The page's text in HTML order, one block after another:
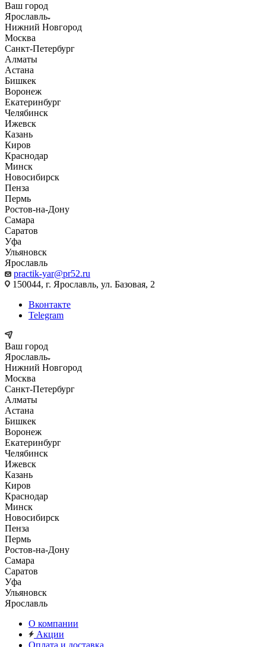
Ваш город
Ярославль
Нижний Новгород
Москва
Санкт-Петербург
Алматы
Астана
Бишкек
Воронеж
Екатеринбург
Челябинск
Ижевск
Казань
Киров
Краснодар
Минск
Новосибирск
Пенза
Пермь
Ростов-на-Дону
Самара
Саратов
Уфа
Ульяновск
Ярославль
practik-yar@pr52.ru
150044, г. Ярославль, ул. Базовая, 2
Вконтакте
Telegram
Ваш город
Ярославль
Нижний Новгород
Москва
Санкт-Петербург
Алматы
Астана
Бишкек
Воронеж
Екатеринбург
Челябинск
Ижевск
Казань
Киров
Краснодар
Минск
Новосибирск
Пенза
Пермь
Ростов-на-Дону
Самара
Саратов
Уфа
Ульяновск
Ярославль
О компании
Акции
Оплата и доставка